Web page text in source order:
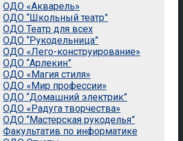
ОДО «Акварель»
ОДО “Школьный театр”
ОДО Театр для всех
ОДО “Рукодельница”
ОДО «Лего-конструирование»
ОДО “Арлекин”
ОДО «Магия стиля»
ОДО «Мир профессии»
ОДО “Домашний электрик”
ОДО «Радуга творчества»
ОДО “Мастерская рукоделья”
Факультатив по информатике